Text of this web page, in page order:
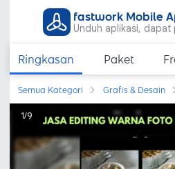
fastwork Mobile
Unduh aplikasi, dapat
Ringkasan Paket
Semua Kategori Grafis & Desain
1/9